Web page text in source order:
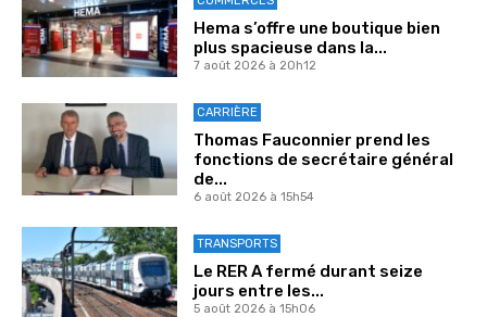
Hema s’offre une boutique bien
plus spacieuse dans la...
7 août 2026 à 20h12
CARRIÈRE
Thomas Fauconnier prend les
fonctions de secrétaire général
de...
6 août 2026 à 15h54
TRANSPORTS
Le RER A fermé durant seize
jours entre les...
5 août 2026 à 15h06